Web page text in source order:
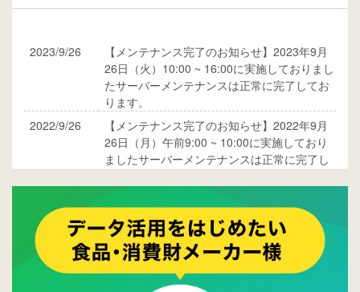
2023/9/26
【メンテナンス完了のお知らせ】2023年9月
26日（火）10:00 ~ 16:00に実施しておりまし
たサーバーメンテナンスは正常に完了してお
ります。
2022/9/26
【メンテナンス完了のお知らせ】2022年9月
26日（月）午前9:00 ~ 10:00に実施しており
ましたサーバーメンテナンスは正常に完了し
ご覧ください。
2015/10/19
ウレコンのサイト機能を大幅バージョンアッ
プ。詳細はこちら。⇒告知ページへ
2015/09/28
ウレコンが機能拡充し、サイトリニューアル